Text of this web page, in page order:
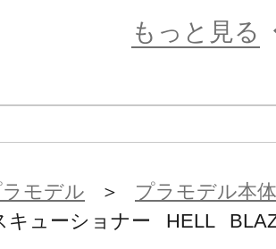
ョイント穴の採用で、
と組み合わせて遊ぶこ
品です。実際の商品と
影用に塗装されており
もっと見る
モデル ＞ プラモデル本体
キューショナー HELL